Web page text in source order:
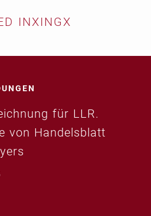
INXINGX
für LLR.
von Handelsblatt